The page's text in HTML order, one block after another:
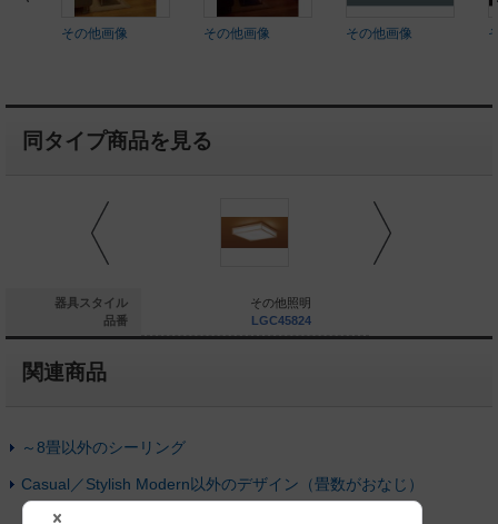
その他画像 その他画像 その他画像
同タイプ商品を見る
器具スタイル
品番
リングライト
その他照明
LGC45824
関連商品
～8畳以外のシーリング
Casual／Stylish Modern以外のデザイン（畳数がおなじ）